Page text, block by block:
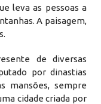
leva as pessoas a
A paisagem,
de diversas
por dinastias
mansões, sempre
cidade criada por